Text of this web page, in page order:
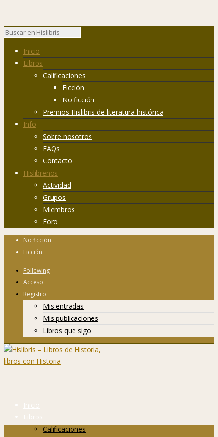
Inicio
Libros
Calificaciones
Ficción
No ficción
Premios Hislibris de literatura histórica
Info
Sobre nosotros
FAQs
Contacto
Hislibreños
Actividad
Grupos
Miembros
Foro
No ficción
Ficción
Following
Acceso
Registro
Mis entradas
Mis publicaciones
Libros que sigo
Inicio
Libros
Calificaciones